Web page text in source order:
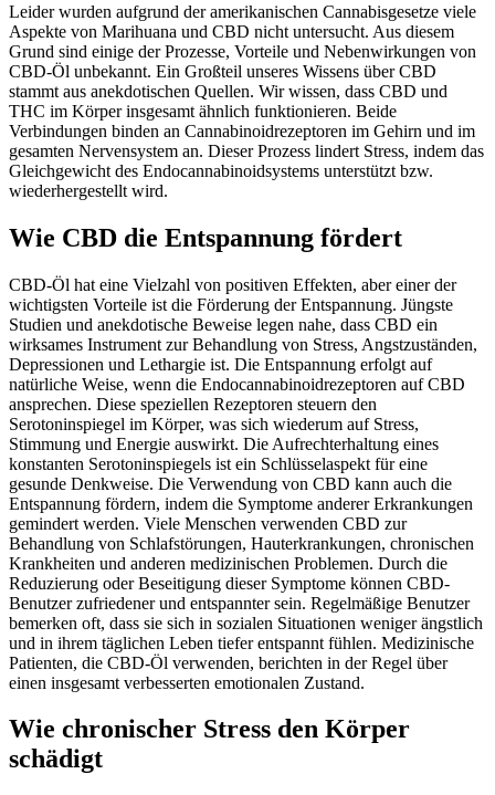
Leider wurden aufgrund der amerikanischen Cannabisgesetze viele
Aspekte von Marihuana und CBD nicht untersucht. Aus diesem
Grund sind einige der Prozesse, Vorteile und Nebenwirkungen von
CBD-Öl unbekannt. Ein Großteil unseres Wissens über CBD
stammt aus anekdotischen Quellen. Wir wissen, dass CBD und
THC im Körper insgesamt ähnlich funktionieren. Beide
Verbindungen binden an Cannabinoidrezeptoren im Gehirn und im
gesamten Nervensystem an. Dieser Prozess lindert Stress, indem das
Gleichgewicht des Endocannabinoidsystems unterstützt bzw.
wiederhergestellt wird.
Wie CBD die Entspannung fördert
CBD-Öl hat eine Vielzahl von positiven Effekten, aber einer der
wichtigsten Vorteile ist die Förderung der Entspannung. Jüngste
Studien und anekdotische Beweise legen nahe, dass CBD ein
wirksames Instrument zur Behandlung von Stress, Angstzuständen,
Depressionen und Lethargie ist. Die Entspannung erfolgt auf
natürliche Weise, wenn die Endocannabinoidrezeptoren auf CBD
ansprechen. Diese speziellen Rezeptoren steuern den
Serotoninspiegel im Körper, was sich wiederum auf Stress,
Stimmung und Energie auswirkt. Die Aufrechterhaltung eines
konstanten Serotoninspiegels ist ein Schlüsselaspekt für eine
gesunde Denkweise. Die Verwendung von CBD kann auch die
Entspannung fördern, indem die Symptome anderer Erkrankungen
gemindert werden. Viele Menschen verwenden CBD zur
Behandlung von Schlafstörungen, Hauterkrankungen, chronischen
Krankheiten und anderen medizinischen Problemen. Durch die
Reduzierung oder Beseitigung dieser Symptome können CBD-
Benutzer zufriedener und entspannter sein. Regelmäßige Benutzer
bemerken oft, dass sie sich in sozialen Situationen weniger ängstlich
und in ihrem täglichen Leben tiefer entspannt fühlen. Medizinische
Patienten, die CBD-Öl verwenden, berichten in der Regel über
einen insgesamt verbesserten emotionalen Zustand.
Wie chronischer Stress den Körper
schädigt